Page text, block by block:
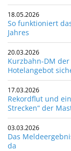
18.05.2026
So funktioniert
Jahres
20.03.2026
Kurzbahn-DM
Hotelangebot
17.03.2026
Rekordflut und
Strecken“ der
03.03.2026
Das
da